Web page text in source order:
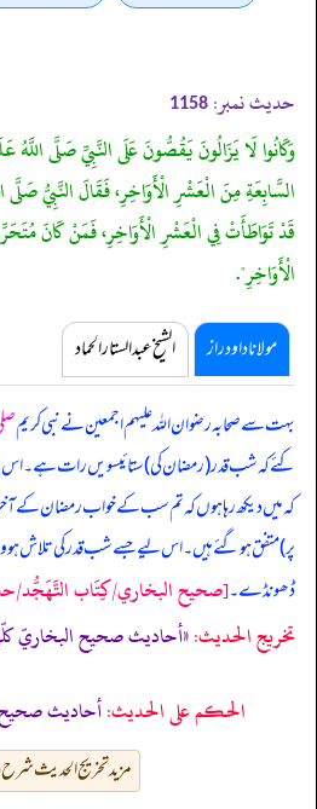
حدیث نمبر: 1158
وَكَانُوا لَا يَزَالُونَ يَقُصُّونَ عَلَى النَّبِيِّ صَلَّى اللَّهُ
السَّابِعَةِ مِنَ الْعَشْرِ الْأَوَاخِرِ، فَقَالَ النَّبِيُّ
قَدْ تَوَاطَأَتْ فِي الْعَشْرِ الْأَوَاخِرِ، فَمَنْ كَانَ
الْأَوَاخِرِ".
مولانا داود راز الشیخ عبدالستار الحماد
‏‏‏‏ بہت سے صحابہ رضوان اللہ علیہم اجمعین نے نبی کریم
کئے کہ شب قدر (رمضان کی) ستائیسویں رات ہے۔ اس
کہ میں دیکھ رہا ہوں کہ تم سب کے خواب رمضان
پر) متفق ہو گئے ہیں۔ اس لیے جسے شب قدر کی
ڈھونڈے۔[صحيح البخاري/كِتَاب التَّهَجُّد/
تخریج الحدیث:«أحاديث صحيح البخاريّ
الحكم على الحديث:أحاديث
مزید تخریج الحدیث